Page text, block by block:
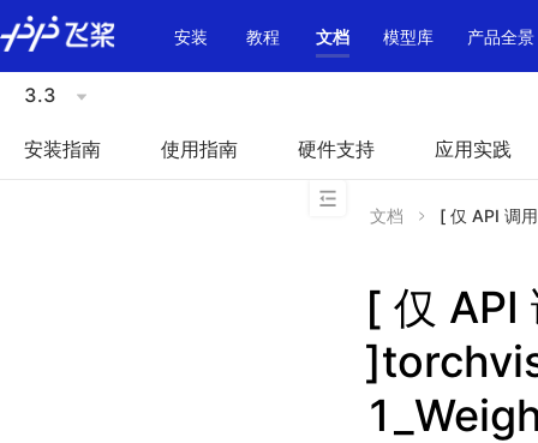
\u200E
安装
教程 文档 模型库 产品全景
3.3
安装指南 使用指南 硬件支持 应用实践
文档 [ 仅 API 调
[ 仅 API